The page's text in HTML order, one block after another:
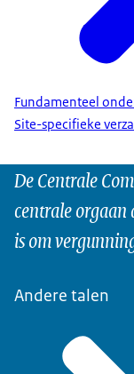
Fundamenteel
Site-specifieke
De Centrale
centrale orgaan
is om
Andere talen